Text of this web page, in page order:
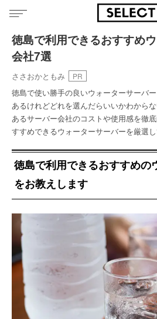
徳島で利用できるおすすめ
会社7選
ささおかともみ PR
徳島で使い勝手の良いウォーターサーバ
あるけれどどれを選んだらいいかわから
あるサーバー会社のコストや使用感を徹
すすめできるウォーターサーバーを厳選し
徳島で利用できるおすすめの
をお教えします